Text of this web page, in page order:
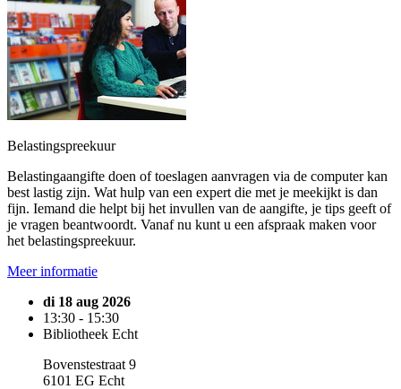
Belastingspreekuur
Belastingaangifte doen of toeslagen aanvragen via de computer kan
best lastig zijn. Wat hulp van een expert die met je meekijkt is dan
fijn. Iemand die helpt bij het invullen van de aangifte, je tips geeft of
je vragen beantwoordt. Vanaf nu kunt u een afspraak maken voor
het belastingspreekuur.
Meer informatie
di 18 aug 2026
13:30 - 15:30
Bibliotheek Echt
Bovenstestraat 9
6101 EG Echt